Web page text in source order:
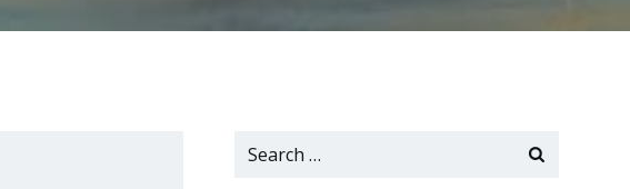
Search